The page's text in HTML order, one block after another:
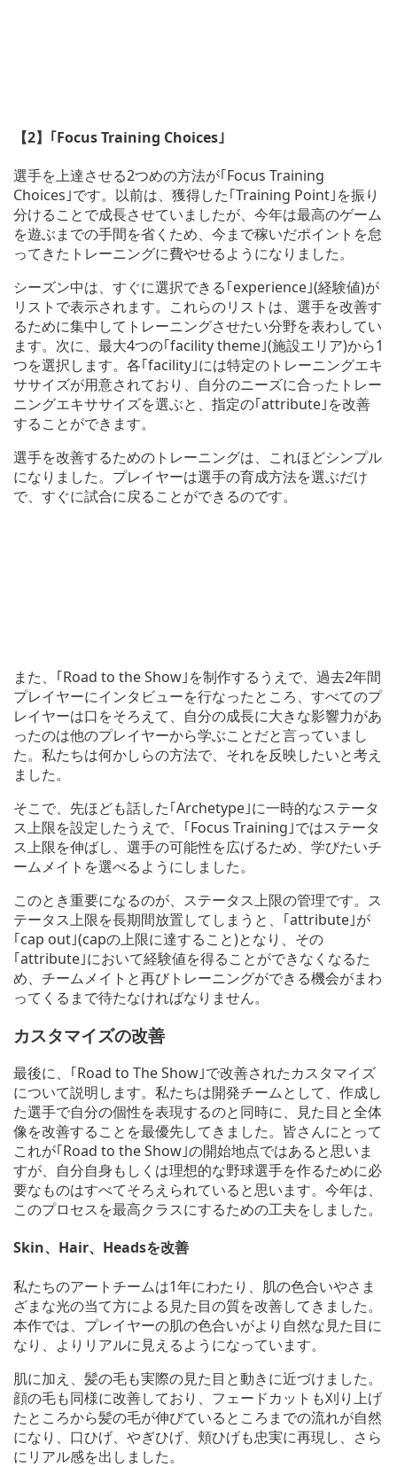
【2】｢Focus Training Choices｣
選手を上達させる2つめの方法が｢Focus Training
Choices｣です。以前は、獲得した｢Training Point｣を振り
分けることで成長させていましたが、今年は最高のゲーム
を遊ぶまでの手間を省くため、今まで稼いだポイントを怠
ってきたトレーニングに費やせるようになりました。
シーズン中は、すぐに選択できる｢experience｣(経験値)が
リストで表示されます。これらのリストは、選手を改善す
るために集中してトレーニングさせたい分野を表わしてい
ます。次に、最大4つの｢facility theme｣(施設エリア)から1
つを選択します。各｢facility｣には特定のトレーニングエキ
ササイズが用意されており、自分のニーズに合ったトレー
ニングエキササイズを選ぶと、指定の｢attribute｣を改善
することができます。
選手を改善するためのトレーニングは、これほどシンプル
になりました。プレイヤーは選手の育成方法を選ぶだけ
で、すぐに試合に戻ることができるのです。
また、｢Road to the Show｣を制作するうえで、過去2年間
プレイヤーにインタビューを行なったところ、すべてのプ
レイヤーは口をそろえて、自分の成長に大きな影響力があ
ったのは他のプレイヤーから学ぶことだと言っていまし
た。私たちは何かしらの方法で、それを反映したいと考え
ました。
そこで、先ほども話した｢Archetype｣に一時的なステータ
ス上限を設定したうえで、｢Focus Training｣ではステータ
ス上限を伸ばし、選手の可能性を広げるため、学びたいチ
ームメイトを選べるようにしました。
このとき重要になるのが、ステータス上限の管理です。ス
テータス上限を長期間放置してしまうと、｢attribute｣が
｢cap out｣(capの上限に達すること)となり、その
｢attribute｣において経験値を得ることができなくなるた
め、チームメイトと再びトレーニングができる機会がまわ
ってくるまで待たなければなりません。
カスタマイズの改善
最後に、｢Road to The Show｣で改善されたカスタマイズ
について説明します。私たちは開発チームとして、作成し
た選手で自分の個性を表現するのと同時に、見た目と全体
像を改善することを最優先してきました。皆さんにとって
これが｢Road to the Show｣の開始地点ではあると思いま
すが、自分自身もしくは理想的な野球選手を作るために必
要なものはすべてそろえられていると思います。今年は、
このプロセスを最高クラスにするための工夫をしました。
Skin、Hair、Headsを改善
私たちのアートチームは1年にわたり、肌の色合いやさま
ざまな光の当て方による見た目の質を改善してきました。
本作では、プレイヤーの肌の色合いがより自然な見た目に
なり、よりリアルに見えるようになっています。
肌に加え、髪の毛も実際の見た目と動きに近づけました。
顔の毛も同様に改善しており、フェードカットも刈り上げ
たところから髪の毛が伸びているところまでの流れが自然
になり、口ひげ、やぎひげ、頬ひげも忠実に再現し、さら
にリアル感を出しました。